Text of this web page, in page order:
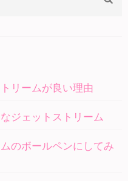
リームが良い理由
ジェットストリーム
のボールペンにしてみ